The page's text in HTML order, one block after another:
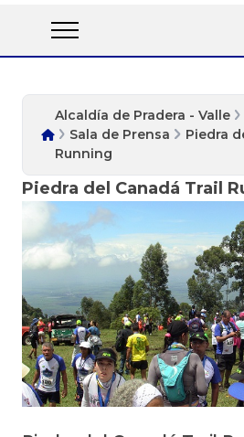
Alcaldía de Pradera - Valle
Sala de Prensa
Piedra
Running
Piedra del Canadá Trail